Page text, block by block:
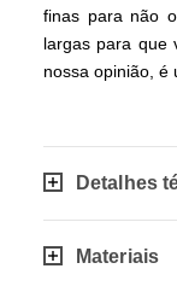
finas para não
largas para que
nossa opinião, é
Detalhes
Materiais